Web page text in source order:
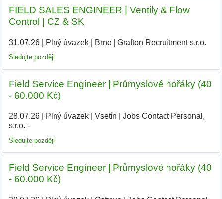
FIELD SALES ENGINEER | Ventily & Flow
Control | CZ & SK
31.07.26| Plný úvazek| Brno| Grafton Recruitment s.r.o.
Sledujte později
Field Service Engineer | Průmyslové hořáky (40
- 60.000 Kč)
28.07.26| Plný úvazek| Vsetín
Jobs Contact Personal,
s.r.o. -
Sledujte později
Field Service Engineer | Průmyslové hořáky (40
- 60.000 Kč)